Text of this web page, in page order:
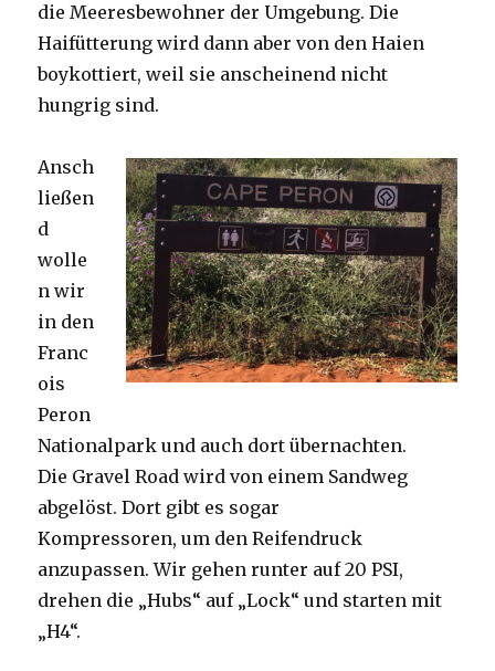
die Meeresbewohner der Umgebung. Die
Haifütterung wird dann aber von den Haien
boykottiert, weil sie anscheinend nicht
hungrig sind.
Ansch
ließen
d
wolle
n wir
in den
Franc
ois
Peron
Nationalpark und auch dort übernachten.
Die Gravel Road wird von einem Sandweg
abgelöst. Dort gibt es sogar
Kompressoren, um den Reifendruck
anzupassen. Wir gehen runter auf 20 PSI,
drehen die „Hubs“ auf „Lock“ und starten mit
„H4“.